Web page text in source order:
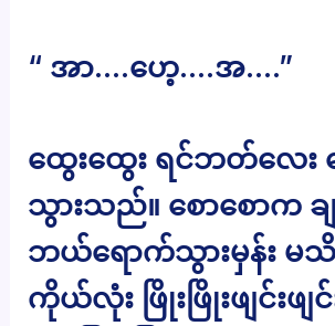
“ အာ….ဟေ့….အ….”
ထွေးထွေး ရင်ဘတ်လေ
သွားသည်။ စောစောက ခ
ဘယ်ရောက်သွားမှန်း
ကိုယ်လုံး ဖြိုးဖြိုးဖျင်းဖျ